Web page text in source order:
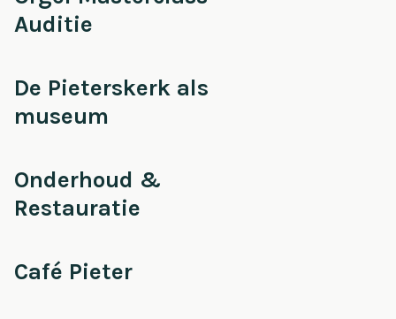
Auditie
De Pieterskerk als
museum
Onderhoud &
Restauratie
Café Pieter